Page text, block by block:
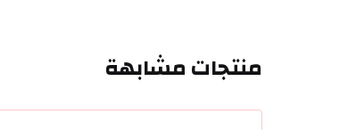
منتجات مشابهة